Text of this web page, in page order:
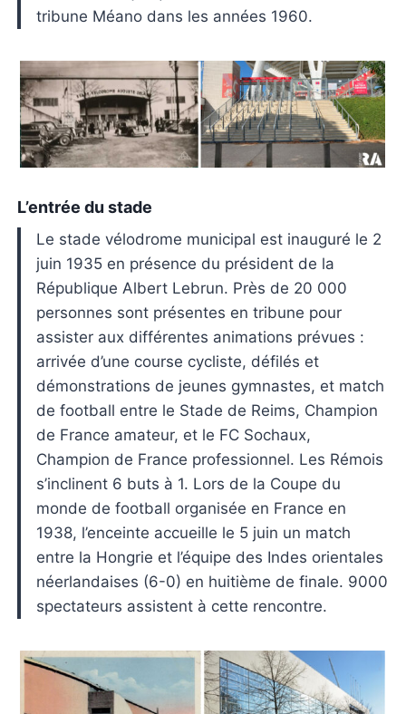
tribune Méano dans les années 1960.
L’entrée du stade
Le stade vélodrome municipal est inauguré le 2
juin 1935 en présence du président de la
République Albert Lebrun. Près de 20 000
personnes sont présentes en tribune pour
assister aux différentes animations prévues :
arrivée d’une course cycliste, défilés et
démonstrations de jeunes gymnastes, et match
de football entre le Stade de Reims, Champion
de France amateur, et le FC Sochaux,
Champion de France professionnel. Les Rémois
s’inclinent 6 buts à 1. Lors de la Coupe du
monde de football organisée en France en
1938, l’enceinte accueille le 5 juin un match
entre la Hongrie et l’équipe des Indes orientales
néerlandaises (6-0) en huitième de finale. 9000
spectateurs assistent à cette rencontre.